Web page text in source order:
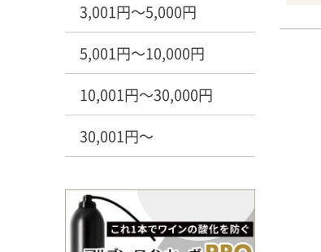
3,001円～5,000円
5,001円～10,000円
10,001円～30,000円
30,001円～
のデ
ヴ
の主
ワイ
わ
ま
カー
「
ト
レッ
ブ
ウ
ま
ほ
な
ー
りが
ミ
っ
ン
良